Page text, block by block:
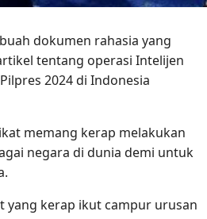
dokumen rahasia yang
tentang operasi Intelijen
2024 di Indonesia
memang kerap melakukan
negara di dunia demi untuk
yang kerap ikut campur urusan